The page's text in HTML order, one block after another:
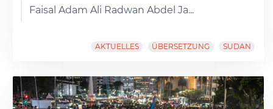
Faisal Adam Ali Radwan Abdel Ja...
AKTUELLES ÜBERSETZUNG SUDAN